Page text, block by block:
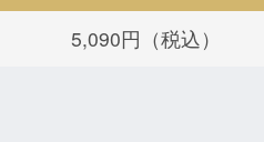
5,090円（税込）